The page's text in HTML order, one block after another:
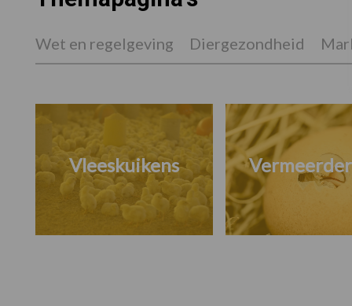
Wet en regelgeving Diergezondheid
Vleeskuikens